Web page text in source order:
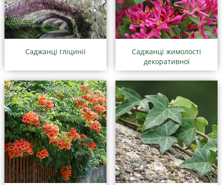
Саджанці гліцинії
Саджанці жимолості
декоративної